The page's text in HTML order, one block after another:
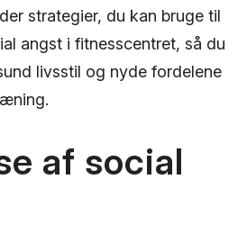
strategier, du kan bruge til
angst i fitnesscentret, så du
livsstil og nyde fordelene
af social